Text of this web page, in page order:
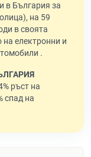
в България за
на 59
в своята
електронни и
.
ръст на
спад на